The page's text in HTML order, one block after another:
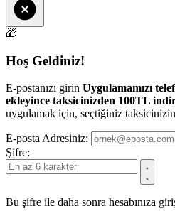
🎁
Hoş Geldiniz!
E-postanızı girin Uygulamamızı
ekleyince taksicinizden 100TL
uygulamak için, seçtiğiniz
E-posta Adresiniz:
Şifre:
Bu şifre ile daha sonra hesabınıza